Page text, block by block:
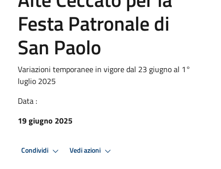
Festa Patronale di
San Paolo
Variazioni temporanee in vigore dal 23 giugno al 1°
luglio 2025
Data :
19 giugno 2025
Condividi Vedi azioni